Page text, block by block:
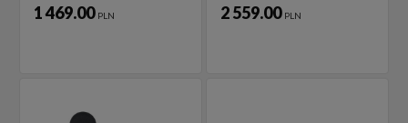
1 469.00 PLN 2 559.00 PLN